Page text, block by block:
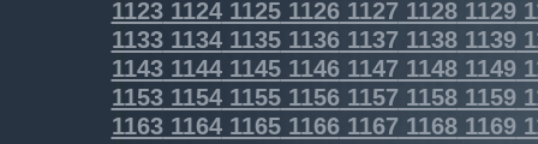
11231124112511261127 11281129
11331134113511361137 11381139
11431144114511461147 11481149
11531154115511561157 11581159
11631164116511661167 11681169